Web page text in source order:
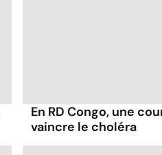
En RD Congo, une
vaincre le choléra